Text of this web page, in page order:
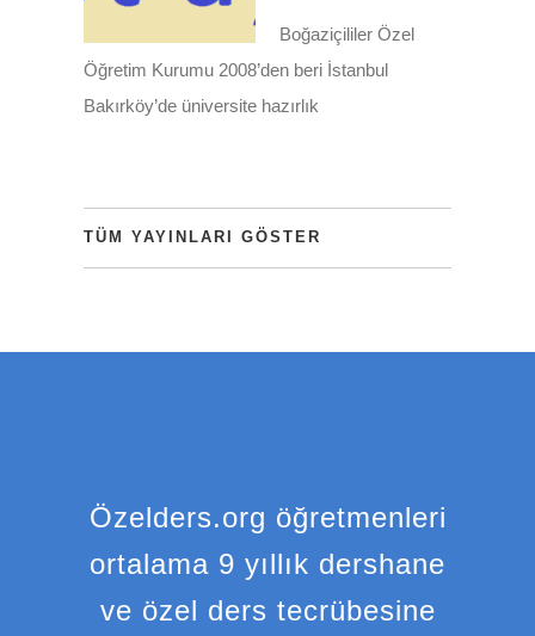
Boğaziçililer Özel
Öğretim Kurumu 2008’den beri İstanbul
Bakırköy’de üniversite hazırlık
TÜM YAYINLARI GÖSTER
Özelders.org öğretmenleri
ortalama 9 yıllık dershane
ve özel ders tecrübesine